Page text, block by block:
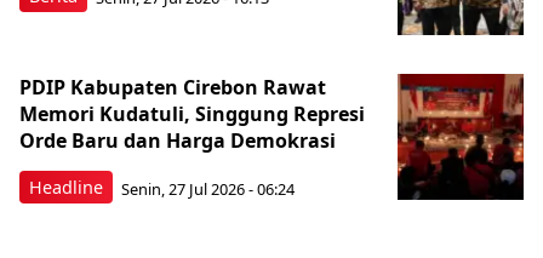
Headline
PDIP Kabupaten Cirebon Rawat
Memori Kudatuli, Singgung Represi
Orde Baru dan Harga Demokrasi
Senin, 27 Jul 2026 - 06:24